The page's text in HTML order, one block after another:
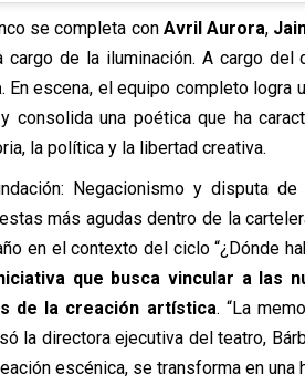
se completa conAvril Aurora,
cargo de la iluminación. A cargo del
. En escena, el equipo completo
consolida una poética que ha
la política y la libertad creativa.
Negacionismo y disputa
más agudas dentro de la
en el contexto del ciclo “¿Dónde
que busca vincular a las
de la creación artística. “La
la directora ejecutiva del teatro,
escénica, se transforma en